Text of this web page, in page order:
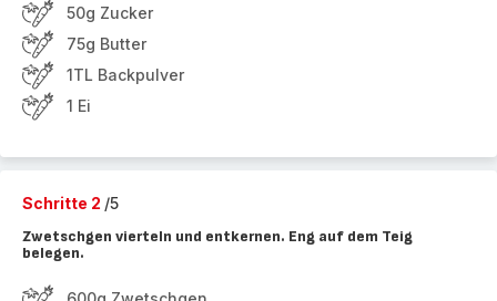
50g Zucker
75g Butter
1TL Backpulver
1 Ei
Schritte 2 /5
Zwetschgen vierteln und entkernen. Eng auf dem Teig
belegen.